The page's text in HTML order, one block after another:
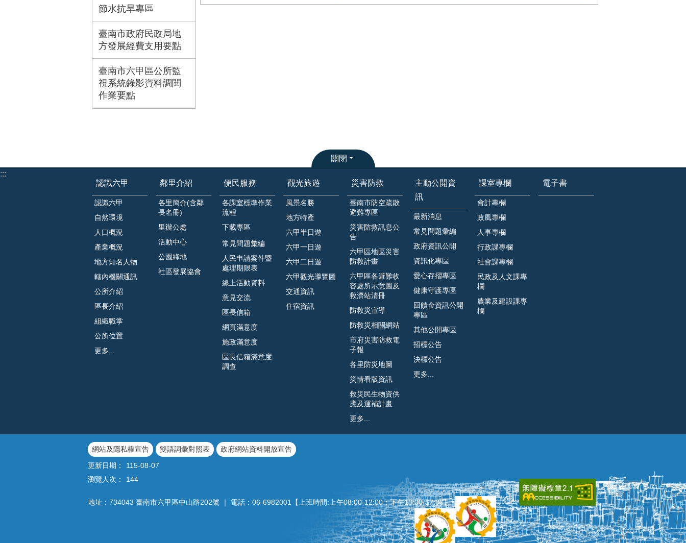
節水抗旱專區
臺南市政府民政局地
方發展經費支用要點
臺南市六甲區公所監
視系統錄影資料調閱
作業要點
關閉
:::
認識六甲
認識六甲
自然環境
人口概況
產業概況
地方知名人物
轄內機關通訊
公所介紹
區長介紹
組織職掌
公所位置
更多...
鄰里介紹
各里簡介(含鄰
長名冊)
里辦公處
活動中心
公園綠地
社區發展協會
便民服務
各課室標準作業
流程
下載專區
常見問題𢑥編
人民申請案件暨
處理期限表
線上活動資料
意見交流
區長信箱
網頁滿意度
施政滿意度
區長信箱滿意度
調查
觀光旅遊
風景名勝
地方特產
六甲半日遊
六甲一日遊
六甲二日遊
六甲觀光導覽圖
交通資訊
住宿資訊
災害防救
臺南市防空疏散
避難專區
災害防救訊息公
告
六甲區地區災害
防救計畫
六甲區各避難收
容處所示意圖及
救濟站清冊
防救災宣導
防救災相關網站
市府災害防救電
子報
各里防災地圖
災情看版資訊
救災民生物資供
應及運補計畫
更多...
主動公開資
訊
最新消息
常見問題彙編
政府資訊公開
資訊化專區
愛心存摺專區
健康守護專區
回饋金資訊公開
專區
其他公開專區
招標公告
決標公告
更多...
課室專欄
會計專欄
政風專欄
人事專欄
行政課專欄
社會課專欄
民政及人文課專
欄
農業及建設課專
欄
電子書
網站及隱私權宣告 雙語詞彙對照表
政府網站資料開放宣告
更新日期：
115-08-07
瀏覽人次：
144
地址：734043 臺南市六甲區中山路202號 ｜ 電話：06‐6982001【上班時間:上午08:00‐12:00；下午13:00‐17:00】